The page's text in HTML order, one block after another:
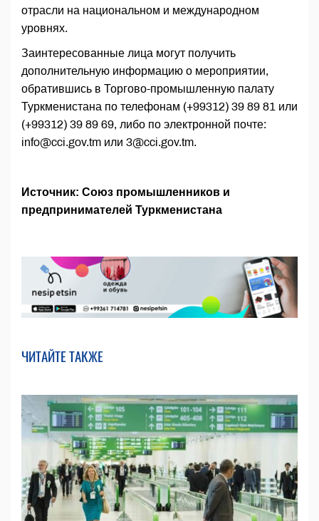
отрасли на национальном и международном
уровнях.
Заинтересованные лица могут получить
дополнительную информацию о мероприятии,
обратившись в Торгово-промышленную палату
Туркменистана по телефонам (+99312) 39 89 81 или
(+99312) 39 89 69, либо по электронной почте:
info@cci.gov.tm или 3@cci.gov.tm.
Источник: Союз промышленников и
предпринимателей Туркменистана
ЧИТАЙТЕ ТАКЖЕ